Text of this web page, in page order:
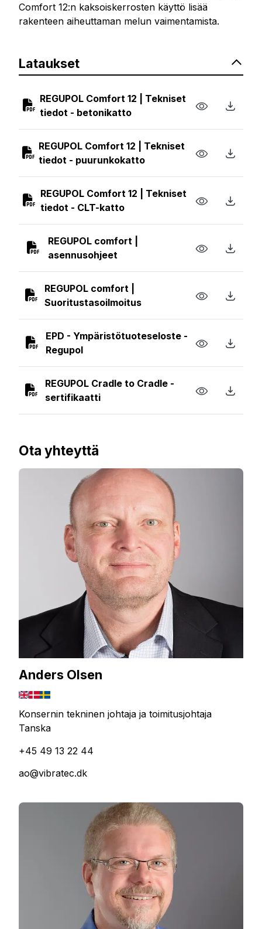
Comfort 12:n kaksoiskerrosten käyttö lisää
rakenteen aiheuttaman melun vaimentamista.
Lataukset
REGUPOL Comfort 12 | Tekniset
tiedot - betonikatto
REGUPOL Comfort 12 | Tekniset
tiedot - puurunkokatto
REGUPOL Comfort 12 | Tekniset
tiedot - CLT-katto
REGUPOL comfort |
asennusohjeet
REGUPOL comfort |
Suoritustasoilmoitus
EPD - Ympäristötuoteseloste -
Regupol
REGUPOL Cradle to Cradle -
sertifikaatti
Ota yhteyttä
Anders Olsen
Konsernin tekninen johtaja ja toimitusjohtaja
Tanska
+45 49 13 22 44
ao@vibratec.dk